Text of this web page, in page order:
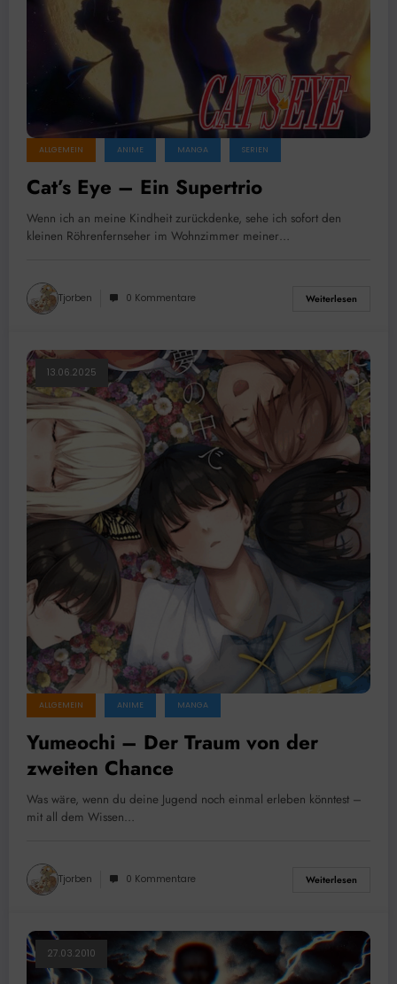
ALLGEMEIN ANIME MANGA SERIEN
Cat’s Eye – Ein Supertrio
Wenn ich an meine Kindheit zurückdenke, sehe ich sofort den
kleinen Röhrenfernseher im Wohnzimmer meiner…
Tjorben 0 Kommentare Weiterlesen
13.06.2025
ALLGEMEIN ANIME MANGA
Yumeochi – Der Traum von der
zweiten Chance
Was wäre, wenn du deine Jugend noch einmal erleben könntest –
mit all dem Wissen…
Tjorben 0 Kommentare Weiterlesen
27.03.2010